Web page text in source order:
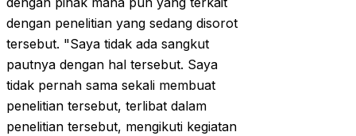
dengan penelitian yang sedang disorot
tersebut. "Saya tidak ada sangkut
pautnya dengan hal tersebut. Saya
tidak pernah sama sekali membuat
penelitian tersebut, terlibat dalam
penelitian tersebut, mengikuti kegiatan